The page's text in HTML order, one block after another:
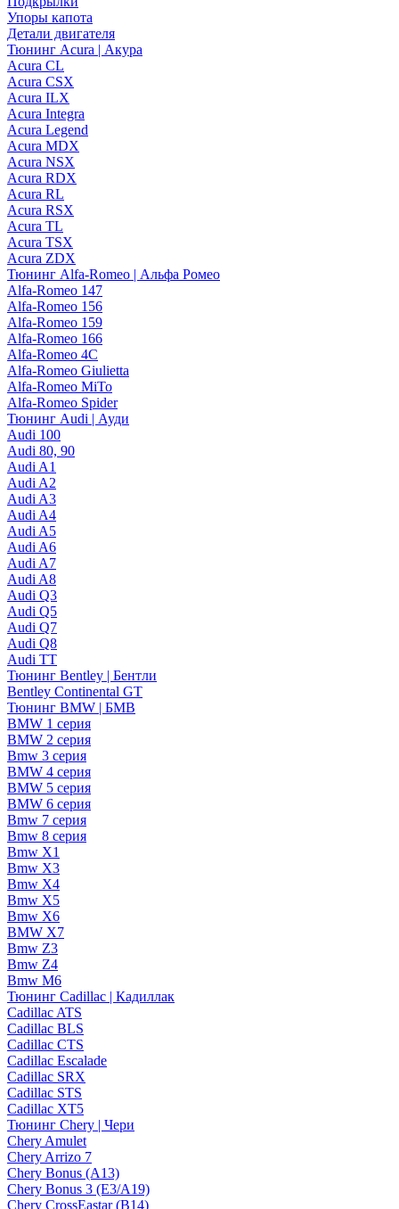
Упоры капота
Детали двигателя
Тюнинг Acura | Акура
Acura CL
Acura CSX
Acura ILX
Acura Integra
Acura Legend
Acura MDX
Acura NSX
Acura RDX
Acura RL
Acura RSX
Acura TL
Acura TSX
Acura ZDX
Тюнинг Alfa-Romeo | Альфа Ромео
Alfa-Romeo 147
Alfa-Romeo 156
Alfa-Romeo 159
Alfa-Romeo 166
Alfa-Romeo 4C
Alfa-Romeo Giulietta
Alfa-Romeo MiTo
Alfa-Romeo Spider
Тюнинг Audi | Ауди
Audi 100
Audi 80, 90
Audi A1
Audi A2
Audi A3
Audi A4
Audi A5
Audi A6
Audi A7
Audi A8
Audi Q3
Audi Q5
Audi Q7
Audi Q8
Audi TT
Тюнинг Bentley | Бентли
Bentley Continental GT
Тюнинг BMW | БМВ
BMW 1 серия
BMW 2 серия
Bmw 3 серия
BMW 4 серия
BMW 5 серия
BMW 6 серия
Bmw 7 серия
Bmw 8 серия
Bmw X1
Bmw X3
Bmw X4
Bmw X5
Bmw X6
BMW X7
Bmw Z3
Bmw Z4
Bmw М6
Тюнинг Cadillac | Кадиллак
Cadillac ATS
Cadillac BLS
Cadillac CTS
Cadillac Escalade
Cadillac SRX
Cadillac STS
Cadillac XT5
Тюнинг Chery | Чери
Chery Amulet
Chery Arrizo 7
Chery Bonus (A13)
Chery Bonus 3 (E3/A19)
Chery CrossEastar (B14)